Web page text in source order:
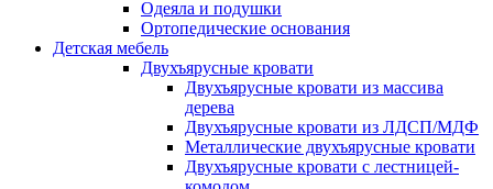
Одеяла и подушки
Ортопедические основания
Детская мебель
Двухъярусные кровати
Двухъярусные кровати из массива
дерева
Двухъярусные кровати из ЛДСП/МДФ
Металлические двухъярусные кровати
Двухъярусные кровати с лестницей-